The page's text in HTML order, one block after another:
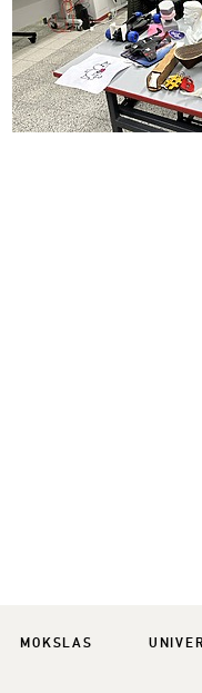
MOKSLAS